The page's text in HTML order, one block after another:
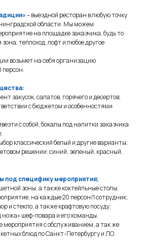
– выездной ресторан в любую точку
области. Мы можем
на площадке заказчика, будь то
теплоход, лофт и любое другое
возьмет на себя организацию
персон.
закусок, салатов, горячего и десертов;
с бюджетом и особенностями
с собой, бокалы под напитки заказчика
классический белый и другие варианты;
решении: синий, зеленый, красный,
под специфику мероприятия;
зоны, а также коктейльные столы;
на каждые 20 персон/1 сотрудник;
и стекло, а также крафтовую посуду;
шеф-повара и его команды.
с обслуживанием, а так же
блюд по Санкт-Петербургу и ЛО.